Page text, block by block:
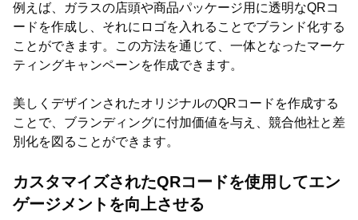
例えば、ガラスの店頭や商品パッケージ用に透明なQRコ
ードを作成し、それにロゴを入れることでブランド化する
ことができます。この方法を通じて、一体となったマーケ
ティングキャンペーンを作成できます。
美しくデザインされたオリジナルのQRコードを作成する
ことで、ブランディングに付加価値を与え、競合他社と差
別化を図ることができます。
カスタマイズされたQRコードを使用してエン
ゲージメントを向上させる